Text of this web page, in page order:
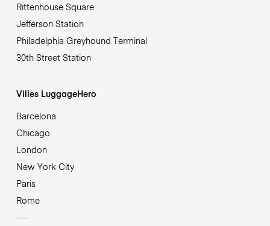
Rittenhouse Square
Jefferson Station
Philadelphia Greyhound Terminal
30th Street Station
Villes LuggageHero
Barcelona
Chicago
London
New York City
Paris
Rome